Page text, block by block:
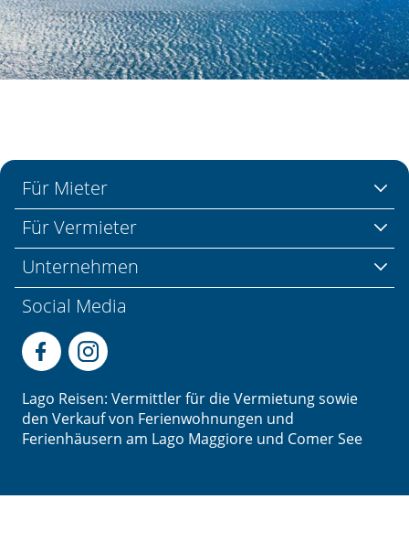
Für Mieter
Für Vermieter
Unternehmen
Social Media
Lago Reisen: Vermittler für die Vermietung sowie
den Verkauf von Ferienwohnungen und
Ferienhäusern am Lago Maggiore und Comer See